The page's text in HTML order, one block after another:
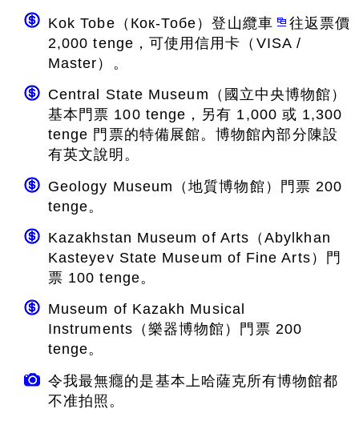
Kok Tobe（Кок-Тобе）登山纜車
往返票價
2,000 tenge，可使用信用卡（VISA /
Master）。
Central State Museum（國立中央博物館）
基本門票 100 tenge，另有 1,000 或 1,300
tenge 門票的特備展館。博物館內部分陳設
有英文說明。
Geology Museum（地質博物館）門票 200
tenge。
Kazakhstan Museum of Arts（Abylkhan
Kasteyev State Museum of Fine Arts）門
票 100 tenge。
Museum of Kazakh Musical
Instruments（樂器博物館）門票 200
tenge。
令我最無癮的是基本上哈薩克所有博物館都
不准拍照。